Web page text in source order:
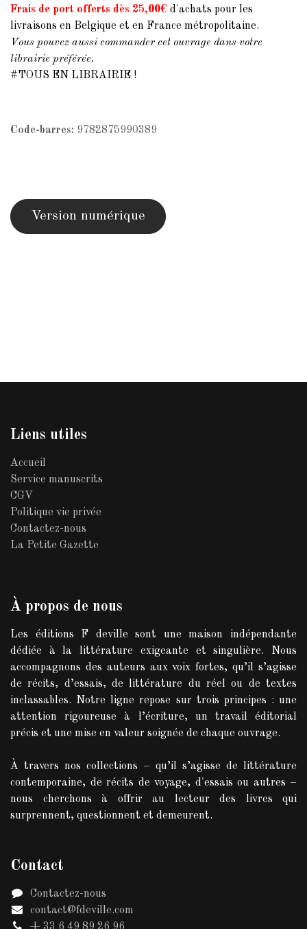
Frais de port offerts dès 25,00€ d'achats pour les
livraisons en Belgique et en France métropolitaine.
Vous pouvez aussi commander cet ouvrage dans votre
librairie préférée.
#TOUS EN LIBRAIRIE !
Code-barres: 9782875990389
Version numérique
Liens utiles
Accueil
Service manuscrits
CGV
Politique vie privée
Contactez-nous
La Petite Gazette
À propos de nous
Les éditions F deville sont une maison indépendante
dédiée à la littérature exigeante et singulière. Nous
accompagnons des auteurs aux voix fortes, qu’il s’agisse
de récits, d’essais, de littérature du réel ou de textes
inclassables. Notre ligne repose sur trois principes : une
attention rigoureuse à l’écriture, un travail éditorial
précis et une mise en valeur soignée de chaque ouvrage.
À travers nos collections – qu’il s’agisse de littérature
contemporaine, de récits de voyage, d'essais ou autres –
nous cherchons à offrir au lecteur des livres qui
surprennent, questionnent et demeurent.
Contact
Contactez-nous
contact@fdeville.com